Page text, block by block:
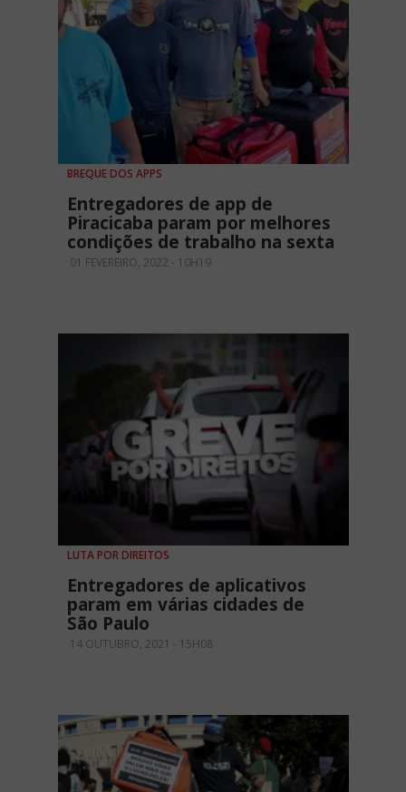
BREQUE DOS APPS
Entregadores de app de
Piracicaba param por melhores
condições de trabalho na sexta
01 FEVEREIRO, 2022 - 10H19
LUTA POR DIREITOS
Entregadores de aplicativos
param em várias cidades de
São Paulo
14 OUTUBRO, 2021 - 15H08